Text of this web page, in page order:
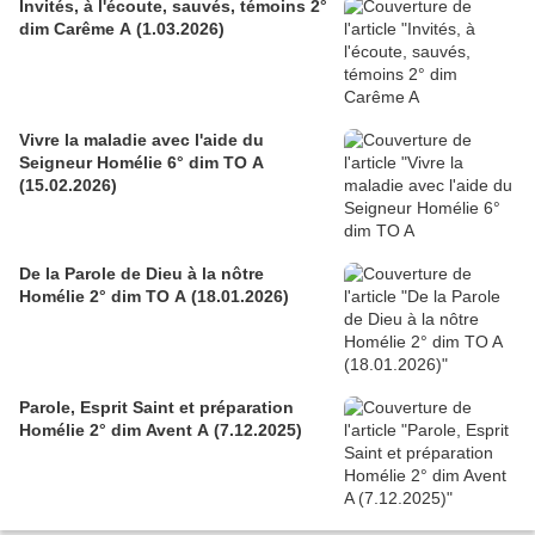
Invités, à l'écoute, sauvés, témoins 2°
dim Carême A (1.03.2026)
Vivre la maladie avec l'aide du
Seigneur Homélie 6° dim TO A
(15.02.2026)
De la Parole de Dieu à la nôtre
Homélie 2° dim TO A (18.01.2026)
Parole, Esprit Saint et préparation
Homélie 2° dim Avent A (7.12.2025)